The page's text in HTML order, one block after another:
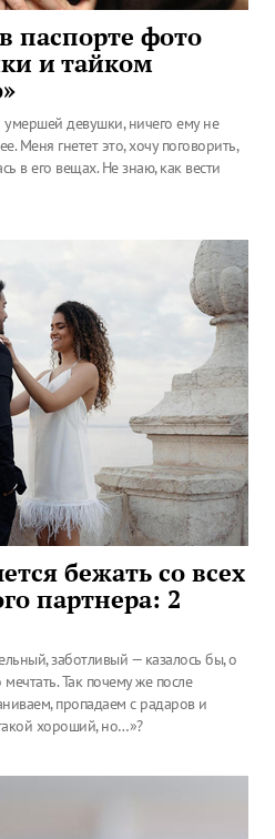
паспорте фото
и тайком
девушки, ничего ему не
Меня гнетет это, хочу поговорить,
в его вещах. Не знаю, как вести
бежать со всех
партнера: 2
заботливый — казалось бы, о
Так почему же после
пропадаем с радаров и
хороший, но…»?